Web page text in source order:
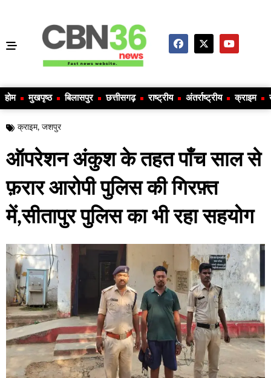
होम मुखपृष्ठ बिलासपुर छत्तीसगढ़ राष्ट्रीय अंतर्राष्ट्रीय क्राइम
क्राइम, जशपुर
ऑपरेशन अंकुश के तहत पाँच साल से
फ़रार आरोपी पुलिस की गिरफ़्त
में,सीतापुर पुलिस का भी रहा सहयोग